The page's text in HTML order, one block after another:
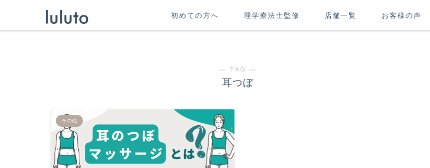
初めての方へ 理学療法士監修 店舗一覧 お客様の声
― TAG ―
耳つぼ
その他